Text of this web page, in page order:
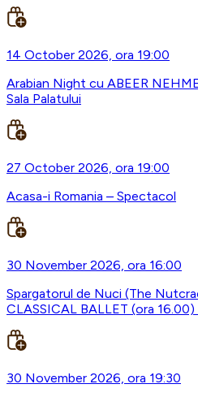
14 October 2026, ora 19:00
Arabian Night cu ABEER
Sala Palatului
27 October 2026, ora 19:00
Acasa-i Romania – Spectacol
30 November 2026, ora 16:00
Spargatorul de Nuci (The
CLASSICAL BALLET (ora
30 November 2026, ora 19:30